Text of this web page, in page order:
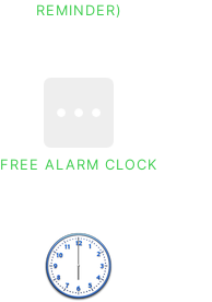
REMINDER)
FREE ALARM CLOCK